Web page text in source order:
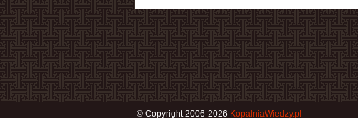
© Copyright 2006-2026 KopalniaWiedzy.pl